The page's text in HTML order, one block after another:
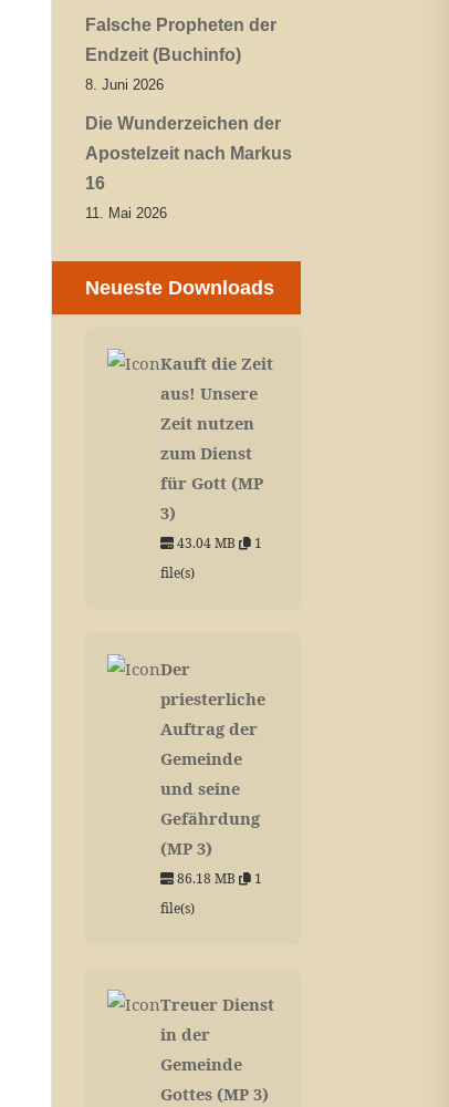
Falsche Propheten der
Endzeit (Buchinfo)
8. Juni 2026
Die Wunderzeichen der
Apostelzeit nach Markus
16
11. Mai 2026
Neueste Downloads
Kauft die Zeit
aus! Unsere
Zeit nutzen
zum Dienst
für Gott (MP
3)
43.04 MB
1
file(s)
Der
priesterliche
Auftrag der
Gemeinde
und seine
Gefährdung
(MP 3)
86.18 MB
1
file(s)
Treuer Dienst
in der
Gemeinde
Gottes (MP 3)